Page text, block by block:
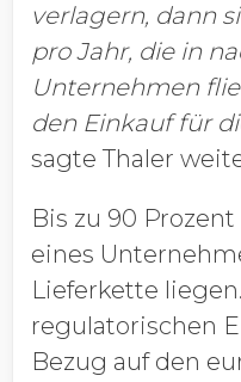
verlagern, dann
pro Jahr, die in
Unternehmen
den Einkauf für
sagte Thaler
Bis zu 90
eines
Lieferkette
regulatorischen
Bezug auf den